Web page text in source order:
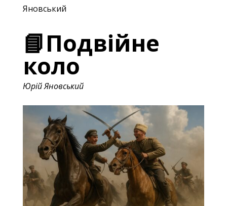
Яновський
📘Подвійне
коло
Юрій Яновський